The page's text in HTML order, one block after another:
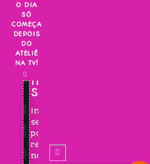
Skip
content
O DIA
SÓ
COMEÇA
DEPOIS
DO
ATELIÊ
NA TV!
INSCREVA-
SE!
Inscreva-
se
para
receber
novidades!